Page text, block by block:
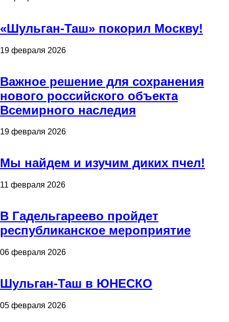
«Шульган-Таш» покорил Москву!
19 февраля 2026
Важное решение для сохранения
нового российского объекта
Всемирного наследия
19 февраля 2026
Мы найдем и изучим диких пчел!
11 февраля 2026
В Гадельгареево пройдет
республиканское мероприятие
06 февраля 2026
Шульган-Таш в ЮНЕСКО
05 февраля 2026